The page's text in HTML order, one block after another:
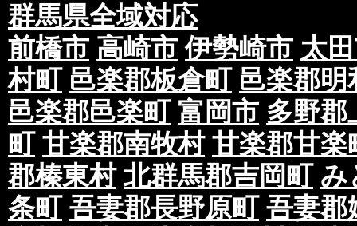
群馬県全域対応
前橋市 高崎市 伊勢崎市 太
村町 邑楽郡板倉町 邑楽郡明
邑楽郡邑楽町 富岡市 多野郡
町 甘楽郡南牧村 甘楽郡甘楽
郡榛東村 北群馬郡吉岡町 み
条町 吾妻郡長野原町 吾妻郡